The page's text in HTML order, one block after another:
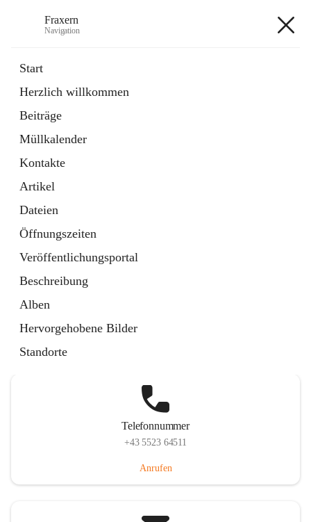
Fraxern
Navigation
Start
Herzlich willkommen
Beiträge
Müllkalender
Kontakte
Artikel
Dateien
Öffnungszeiten
Veröffentlichungsportal
Beschreibung
Alben
Hervorgehobene Bilder
Standorte
Ordner
in
Tab
Formulare
Artikel
öffnet
in
neuem
Tab
Telefonnummer
+43 5523 64511
Anrufen